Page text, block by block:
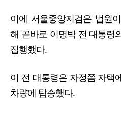
이에 서울중앙지검은 법원
해 곧바로 이명박 전 대통령
집행했다.
이 전 대통령은 자정쯤 자택
차량에 탑승했다.